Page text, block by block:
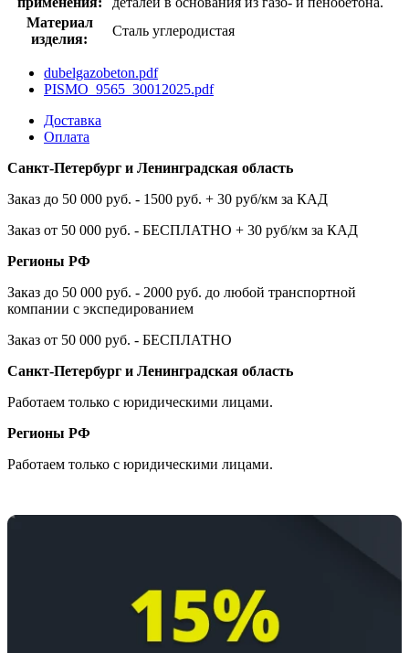
Материал
изделия:
Сталь углеродистая
dubelgazobeton.pdf
PISMO_9565_30012025.pdf
Доставка
Оплата
Санкт-Петербург и Ленинградская область
Заказ до 50 000 руб. - 1500 руб. + 30 руб/км за КАД
Заказ от 50 000 руб. - БЕСПЛАТНО + 30 руб/км за КАД
Регионы РФ
Заказ до 50 000 руб. - 2000 руб. до любой транспортной
компании с экспедированием
Заказ от 50 000 руб. - БЕСПЛАТНО
Санкт-Петербург и Ленинградская область
Работаем только с юридическими лицами.
Регионы РФ
Работаем только с юридическими лицами.